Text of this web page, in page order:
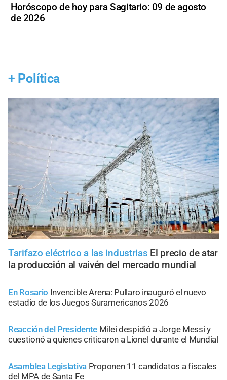
Horóscopo de hoy para Sagitario: 09 de agosto
de 2026
+ Política
Tarifazo eléctrico a las industrias El precio de atar
la producción al vaivén del mercado mundial
En Rosario Invencible Arena: Pullaro inauguró el nuevo
estadio de los Juegos Suramericanos 2026
Reacción del Presidente Milei despidió a Jorge Messi y
cuestionó a quienes criticaron a Lionel durante el Mundial
Asamblea Legislativa Proponen 11 candidatos a fiscales
del MPA de Santa Fe